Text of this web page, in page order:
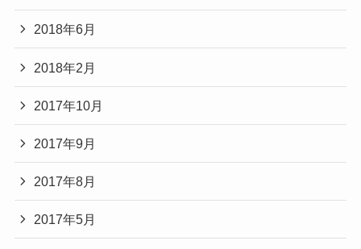
2018年6月
2018年2月
2017年10月
2017年9月
2017年8月
2017年5月